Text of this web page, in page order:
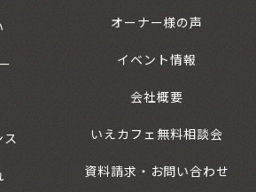
オーナー様の声
イベント情報
会社概要
いえカフェ無料相談会
資料請求・お問い合わせ